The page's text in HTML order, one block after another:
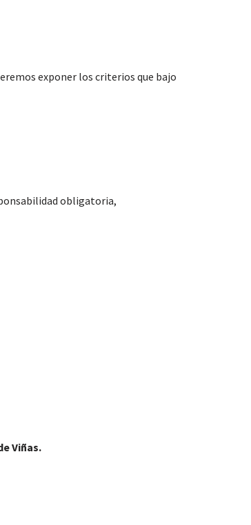
exponer los criterios que bajo
obligatoria,
Viñas.